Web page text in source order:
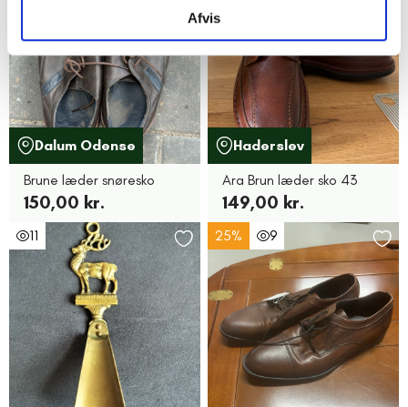
Afvis
Dalum Odense
Brune læder snøresko
150,00 kr.
Haderslev
Ara Brun læder sko 43
149,00 kr.
11 25% 9